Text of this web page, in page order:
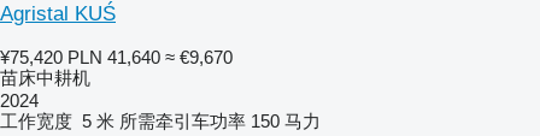
Agristal KUŚ
¥75,420 PLN 41,640 ≈ €9,670
苗床中耕机
2024
工作宽度 5 米 所需牵引车功率 150 马力